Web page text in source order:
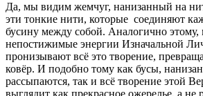
Да, мы видим жемчуг, нанизанный на
эти тонкие нити, которые соединяют
бусину между собой. Аналогично
непостижимые энергии Изначальной
пронизывают всё это творение,
ковёр. И подобно тому как бусы,
рассыпаются, так и всё творение этой